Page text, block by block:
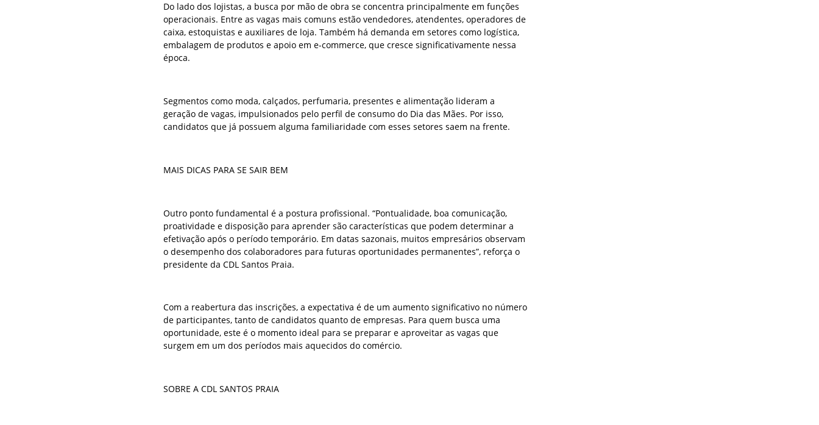
Do lado dos lojistas, a busca por mão de obra se concentra principalmente em funções
operacionais. Entre as vagas mais comuns estão vendedores, atendentes, operadores de
caixa, estoquistas e auxiliares de loja. Também há demanda em setores como logística,
embalagem de produtos e apoio em e-commerce, que cresce significativamente nessa
época.
Segmentos como moda, calçados, perfumaria, presentes e alimentação lideram a
geração de vagas, impulsionados pelo perfil de consumo do Dia das Mães. Por isso,
candidatos que já possuem alguma familiaridade com esses setores saem na frente.
MAIS DICAS PARA SE SAIR BEM
Outro ponto fundamental é a postura profissional. “Pontualidade, boa comunicação,
proatividade e disposição para aprender são características que podem determinar a
efetivação após o período temporário. Em datas sazonais, muitos empresários observam
o desempenho dos colaboradores para futuras oportunidades permanentes”, reforça o
presidente da CDL Santos Praia.
Com a reabertura das inscrições, a expectativa é de um aumento significativo no número
de participantes, tanto de candidatos quanto de empresas. Para quem busca uma
oportunidade, este é o momento ideal para se preparar e aproveitar as vagas que
surgem em um dos períodos mais aquecidos do comércio.
SOBRE A CDL SANTOS PRAIA